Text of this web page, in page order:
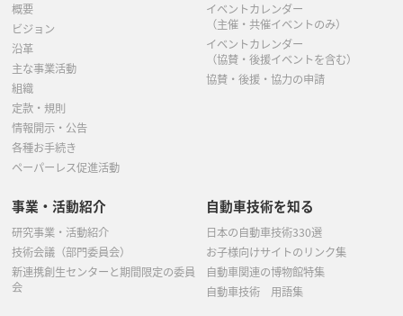
2月(1)
3月(4)
2月
概要
ビジョン
沿革
主な事業活動
組織
定款・規則
情報開示・公告
各種お手続き
ペーパーレス促進活動
イベントカレンダー
（主催・共催イベントのみ）
イベントカレンダー
（協賛・後援イベントを含む）
協賛・後援・協力の申請
事業・活動紹介
研究事業・活動紹介
技術会議（部門委員会）
新連携創生センターと期間限定の委員
会
自動車技術を知る
日本の自動車技術330選
お子様向けサイトのリンク集
自動車関連の博物館特集
自動車技術 用語集